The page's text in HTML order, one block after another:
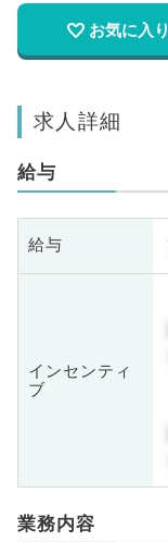
お気に入り
求人詳細
給与
給与
インセンティ
ブ
業務内容